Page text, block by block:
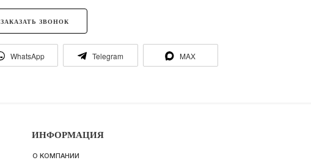
ЗАКАЗАТЬ ЗВОНОК
WhatsApp Telegram MAX
ИНФОРМАЦИЯ
О КОМПАНИИ